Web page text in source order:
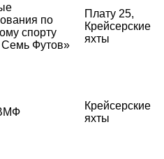
по
спорту
Семь Футов»
Плату 25,
Крейсерские
яхты
Крейсерские
яхты